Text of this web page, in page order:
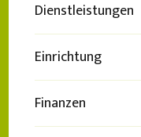
Dienstleistungen
Einrichtung
Finanzen